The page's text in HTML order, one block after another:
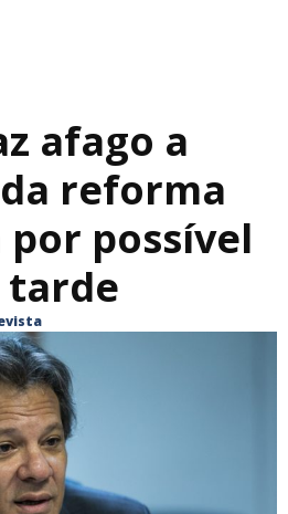
afago a
reforma
possível
tarde